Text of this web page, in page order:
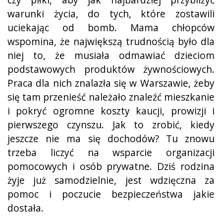
warunki życia, do tych, które zostawili
uciekając od bomb. Mama chłopców
wspomina, że największą trudnością było dla
niej to, że musiała odmawiać dzieciom
podstawowych produktów żywnościowych.
Praca dla nich znalazła się w Warszawie, żeby
się tam przenieść należało znaleźć mieszkanie
i pokryć ogromne koszty kaucji, prowizji i
pierwszego czynszu. Jak to zrobić, kiedy
jeszcze nie ma się dochodów? Tu znowu
trzeba liczyć na wsparcie organizacji
pomocowych i osób prywatne. Dziś rodzina
żyje już samodzielnie, jest wdzięczna za
pomoc i poczucie bezpieczeństwa jakie
dostała.